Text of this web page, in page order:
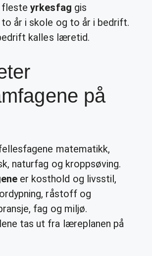
flesteyrkesfag gis
år i skole og to år i bedrift.
kalles læretid.
på
matematikk,
naturfag og kroppsøving.
er kosthold og livsstil,
råstoff og
fag og miljø.
tas ut fra læreplanen på